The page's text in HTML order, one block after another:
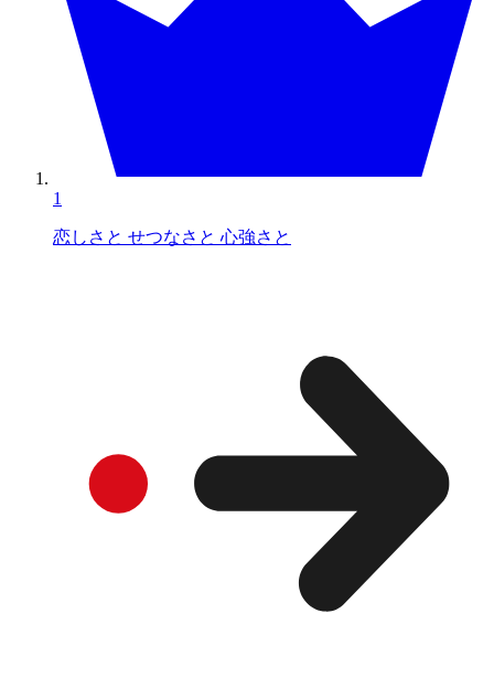
1
恋しさと せつなさと 心強さと